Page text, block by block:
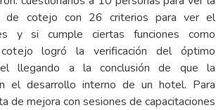
de cotejo con 26 criterios para ver el
y si cumple ciertas funciones como
logró la verificación del óptimo
llegando a la conclusión de que la
el desarrollo interno de un hotel. Para
de mejora con sesiones de capacitaciones